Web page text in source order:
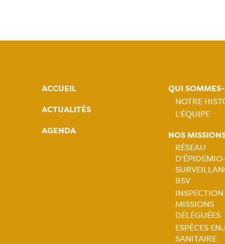
ACCUEIL
ACTUALITÉS
AGENDA
QUI
NOTRE
L'ÉQUIPE
NOS
RÉSEAU
BSV
INSPECTION
MISSIONS
DÉLÉGUÉES
ESPÈCES
SANITAIRE